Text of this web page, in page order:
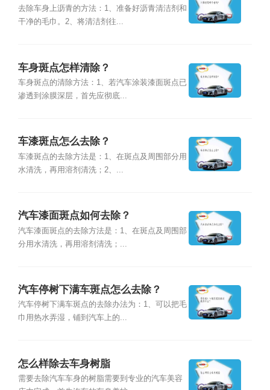
去除车身上沥青的方法：1、准备好沥青清洁剂和
干净的毛巾。2、将清洁剂往...
车身斑点怎样清除？
车身斑点的清除方法：1、若汽车涂装漆面斑点已
渗透到涂膜深层，首先应彻底...
车漆斑点怎么去除？
车漆斑点的去除方法是：1、在斑点及周围部分用
水清洗，再用溶剂清洗；2、...
汽车漆面斑点如何去除？
汽车漆面斑点的去除方法是：1、在斑点及周围部
分用水清洗，再用溶剂清洗；...
汽车停树下满车斑点怎么去除？
汽车停树下满车斑点的去除办法为：1、可以把毛
巾用热水弄湿，铺到汽车上的...
怎么样除去车身树脂
需要去除汽车车身的树脂需要到专业的汽车美容